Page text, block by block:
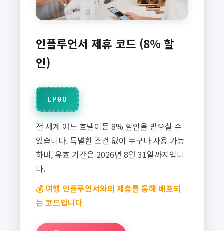
인플루언서 제휴 코드 (8% 할
인)
LP08
전 세계 어느 호텔이든 8% 할인을 받으실 수
있습니다. 특별한 조건 없이 누구나 사용 가능
하며, 유효 기간은 2026년 8월 31일까지입니
다.
💰 여행 인플루언서와의 제휴를 통해 배포되
는 코드입니다